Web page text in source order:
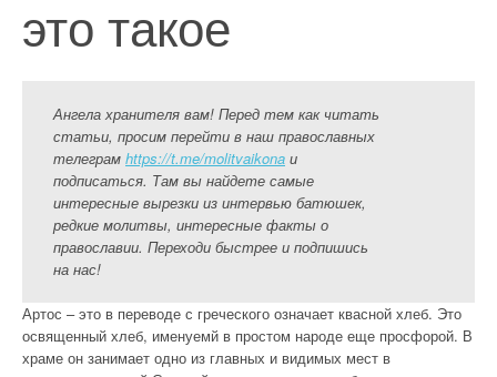
это такое
Ангела хранителя вам! Перед тем как читать
статьи, просим перейти в наш православных
телеграм https://t.me/molitvaikona и
подписаться. Там вы найдете самые
интересные вырезки из интервью батюшек,
редкие молитвы, интересные факты о
православии. Переходи быстрее и подпишись
на нас!
Артос – это в переводе с греческого означает квасной хлеб. Это
освященный хлеб, именуемй в простом народе еще просфорой. В
храме он занимает одно из главных и видимых мест в